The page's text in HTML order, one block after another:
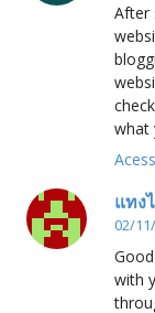
After
what
แทง
02/
with